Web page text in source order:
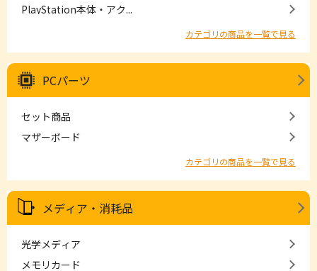
PlayStation本体・アク...
カテゴリの商品を一覧で見る
PCパーツ
セット商品
マザーボード
カテゴリの商品を一覧で見る
メディア・消耗品
光学メディア
メモリカード